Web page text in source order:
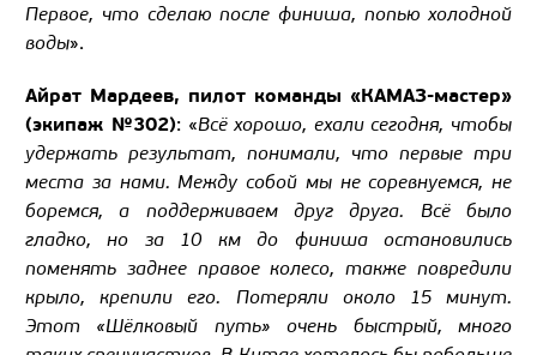
Первое, что сделаю после финиша, попью холодной
воды».
Айрат Мардеев, пилот команды «КАМАЗ-мастер»
(экипаж №302): «Всё хорошо, ехали сегодня, чтобы
удержать результат, понимали, что первые три
места за нами. Между собой мы не соревнуемся, не
боремся, а поддерживаем друг друга. Всё было
гладко, но за 10 км до финиша остановились
поменять заднее правое колесо, также повредили
крыло, крепили его. Потеряли около 15 минут.
Этот «Шёлковый путь» очень быстрый, много